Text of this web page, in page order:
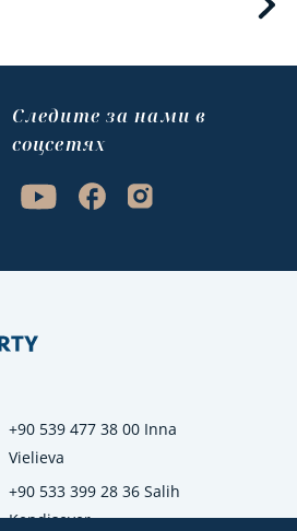
+90 539 477 38 00 Inna
Vielieva
+90 533 399 28 36 Salih
Kendisever
Cледите за нами в
соцсетях